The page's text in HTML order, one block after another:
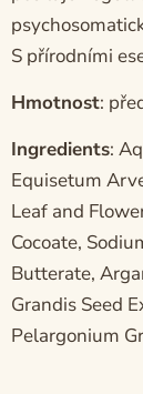
S přírodními
Hmotnost:
Ingredients:
Equisetum
Leaf and
Cocoate,
Butterate,
Grandis Seed
Pelargonium